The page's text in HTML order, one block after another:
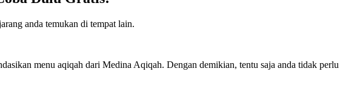
anda temukan di tempat lain.
menu aqiqah dari Medina Aqiqah. Dengan demikian, tentu saja anda tidak perlu